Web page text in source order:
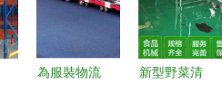
何借力自動
全球市場
迎來新變革
為服裝物流
新型野菜清